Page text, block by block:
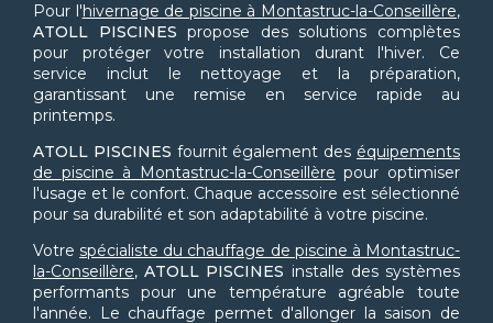
Pour l'hivernage de piscine à Montastruc-la-Conseillère,
ATOLL PISCINES propose des solutions complètes
pour protéger votre installation durant l'hiver. Ce
service inclut le nettoyage et la préparation,
garantissant une remise en service rapide au
printemps.
ATOLL PISCINES fournit également des équipements
de piscine à Montastruc-la-Conseillère pour optimiser
l'usage et le confort. Chaque accessoire est sélectionné
pour sa durabilité et son adaptabilité à votre piscine.
Votre spécialiste du chauffage de piscine à Montastruc-
la-Conseillère,ATOLL PISCINES installe des systèmes
performants pour une température agréable toute
l'année. Le chauffage permet d'allonger la saison de